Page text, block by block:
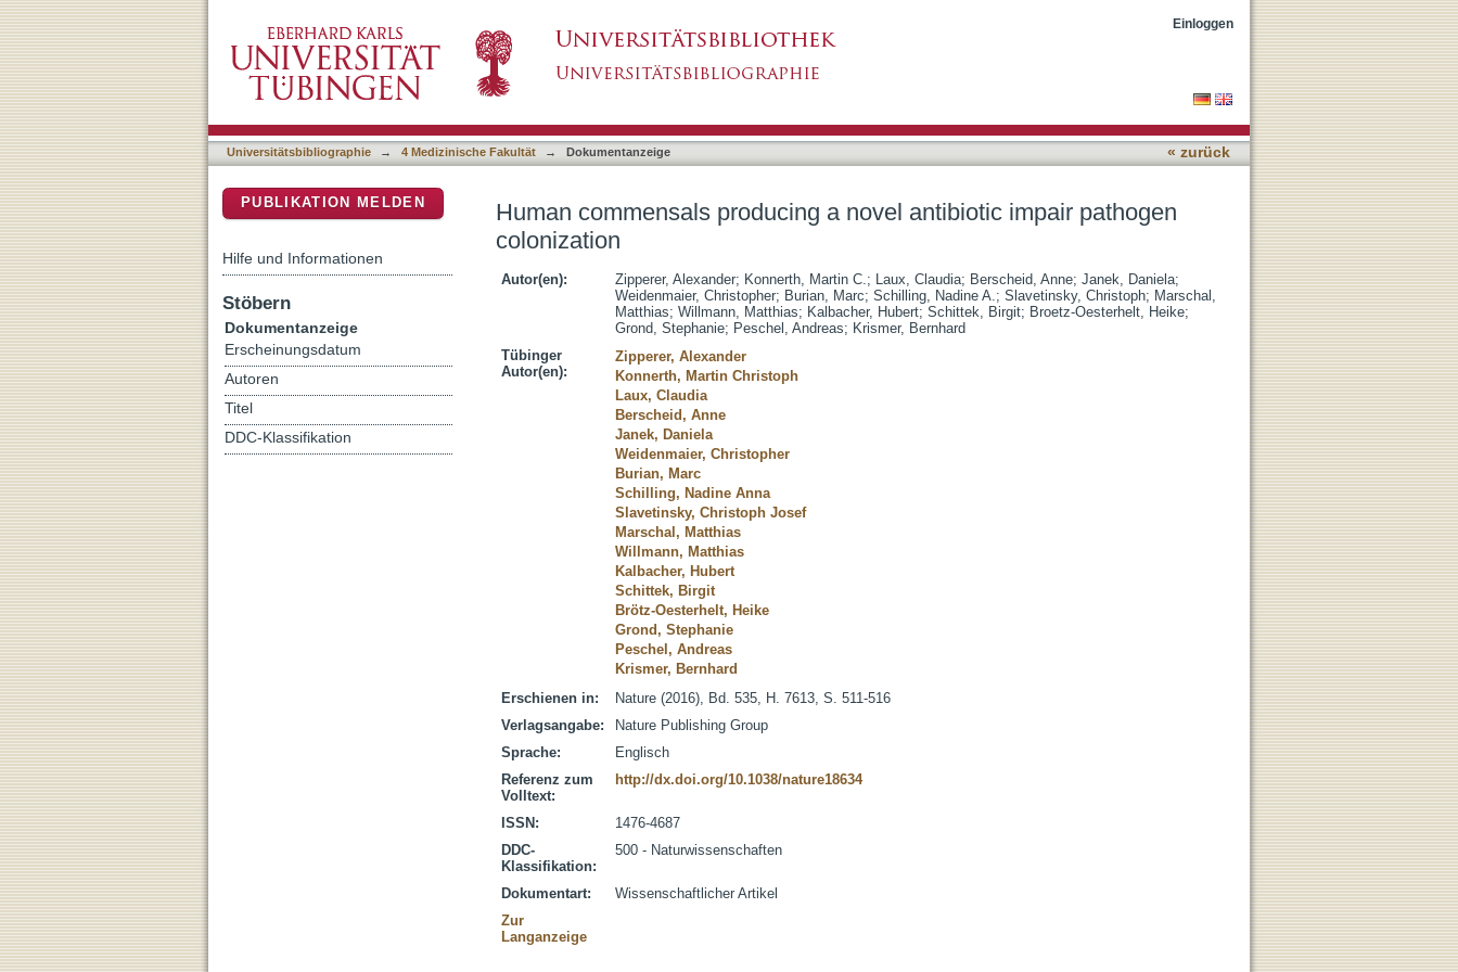
Einloggen
Universitätsbibliographie → 4 Medizinische Fakultät → Dokumentanzeige « zurück
Human commensals producing a novel antibiotic impair pathogen
colonization
Autor(en): Zipperer, Alexander; Konnerth, Martin C.; Laux, Claudia; Berscheid, Anne; Janek, Daniela;
Weidenmaier, Christopher; Burian, Marc; Schilling, Nadine A.; Slavetinsky, Christoph; Marschal,
Matthias; Willmann, Matthias; Kalbacher, Hubert; Schittek, Birgit; Broetz-Oesterhelt, Heike;
Grond, Stephanie; Peschel, Andreas; Krismer, Bernhard
Tübinger
Autor(en):
Zipperer, Alexander
Konnerth, Martin Christoph
Laux, Claudia
Berscheid, Anne
Janek, Daniela
Weidenmaier, Christopher
Burian, Marc
Schilling, Nadine Anna
Slavetinsky, Christoph Josef
Marschal, Matthias
Willmann, Matthias
Kalbacher, Hubert
Schittek, Birgit
Brötz-Oesterhelt, Heike
Grond, Stephanie
Peschel, Andreas
Krismer, Bernhard
Erschienen in:
Nature (2016), Bd. 535, H. 7613, S. 511-516
Verlagsangabe:
Nature Publishing Group
Sprache:
Englisch
Referenz zum
Volltext:
http://dx.doi.org/10.1038/nature18634
ISSN:
1476-4687
DDC-
Klassifikation:
500 - Naturwissenschaften
Dokumentart:
Wissenschaftlicher Artikel
Zur
Langanzeige
PUBLIKATION MELDEN
Hilfe und Informationen
Stöbern
Dokumentanzeige
Erscheinungsdatum
Autoren
Titel
DDC-Klassifikation